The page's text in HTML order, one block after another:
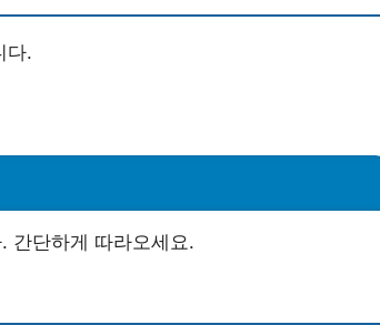
다.
간단하게 따라오세요.